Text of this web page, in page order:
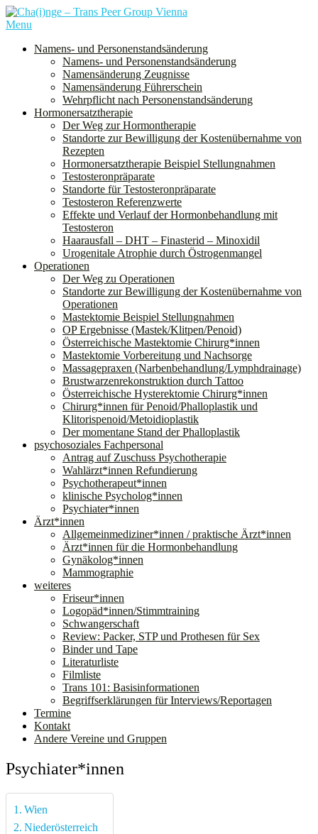
Skip
to
Geschlecht “weiblich” zugeordnet wurde und die sich mit diesem
nicht oder nur teilweise identifizieren. Dies schließt nicht nur trans
Männer, sondern auch nichtbinäre und genderqueere Personen ein.
Menu
Namens- und Personenstandsänderung
Namens- und Personenstandsänderung
Namensänderung Zeugnisse
Namensänderung Führerschein
Wehrpflicht nach Personenstandsänderung
Hormonersatztherapie
Der Weg zur Hormontherapie
Standorte zur Bewilligung der Kostenübernahme von
Rezepten
Hormonersatztherapie Beispiel Stellungnahmen
Testosteronpräparate
Standorte für Testosteronpräparate
Testosteron Referenzwerte
Effekte und Verlauf der Hormonbehandlung mit
Testosteron
Haarausfall – DHT – Finasterid – Minoxidil
Urogenitale Atrophie durch Östrogenmangel
Operationen
Der Weg zu Operationen
Standorte zur Bewilligung der Kostenübernahme von
Operationen
Mastektomie Beispiel Stellungnahmen
OP Ergebnisse (Mastek/Klitpen/Penoid)
Österreichische Mastektomie Chirurg*innen
Mastektomie Vorbereitung und Nachsorge
Massagepraxen (Narbenbehandlung/Lymphdrainage)
Brustwarzenrekonstruktion durch Tattoo
Österreichische Hysterektomie Chirurg*innen
Chirurg*innen für Penoid/Phalloplastik und
Klitorispenoid/Metoidioplastik
Der momentane Stand der Phalloplastik
psychosoziales Fachpersonal
Antrag auf Zuschuss Psychotherapie
Wahlärzt*innen Refundierung
Psychotherapeut*innen
klinische Psycholog*innen
Psychiater*innen
Ärzt*innen
Allgemeinmediziner*innen / praktische Ärzt*innen
Ärzt*innen für die Hormonbehandlung
Gynäkolog*innen
Mammographie
weiteres
Friseur*innen
Logopäd*innen/Stimmtraining
Schwangerschaft
Review: Packer, STP und Prothesen für Sex
Binder und Tape
Literaturliste
Filmliste
Trans 101: Basisinformationen
Begriffserklärungen für Interviews/Reportagen
Termine
Kontakt
Andere Vereine und Gruppen
Psychiater*innen
Wien
Niederösterreich